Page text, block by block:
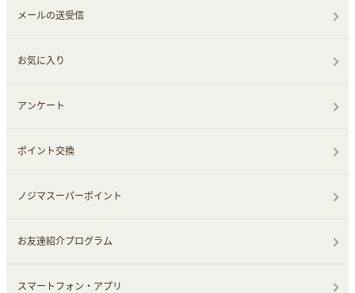
メールの送受信
お気に入り
アンケート
ポイント交換
ノジマスーパーポイント
お友達紹介プログラム
スマートフォン・アプリ